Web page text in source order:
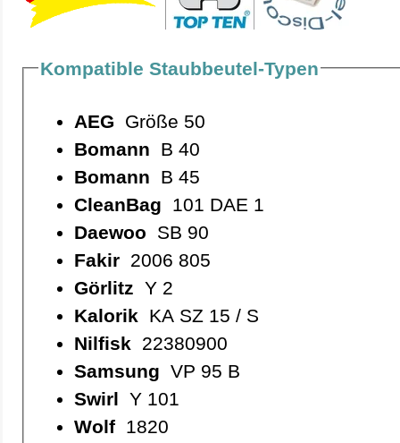
Kompatible Staubbeutel-Typen
AEG Größe 50
Bomann B 40
Bomann B 45
CleanBag 101 DAE 1
Daewoo SB 90
Fakir2006 805
Görlitz Y 2
Kalorik KA SZ 15 / S
Nilfisk 22380900
Samsung VP 95 B
Swirl Y 101
Wolf1820